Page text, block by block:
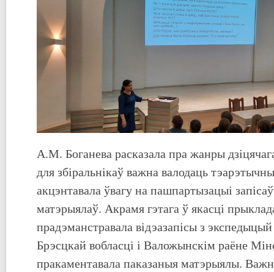
А.М. Боганева расказала пра жанры
для збіральнікаў важна валодаць
акцэнтавала ўвагу на пашпартызацыі
матэрыялаў. Акрамя гэтага ў якасці
прадэманстравала відэазапісы з
Брэсцкай вобласці і Валожынскім раёне
пракаментавала паказаныя матэрыялы.